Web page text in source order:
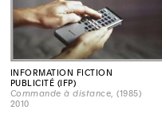
INFORMATION FICTION
PUBLICITÉ (IFP)
Commande à distance , (1985)
2010